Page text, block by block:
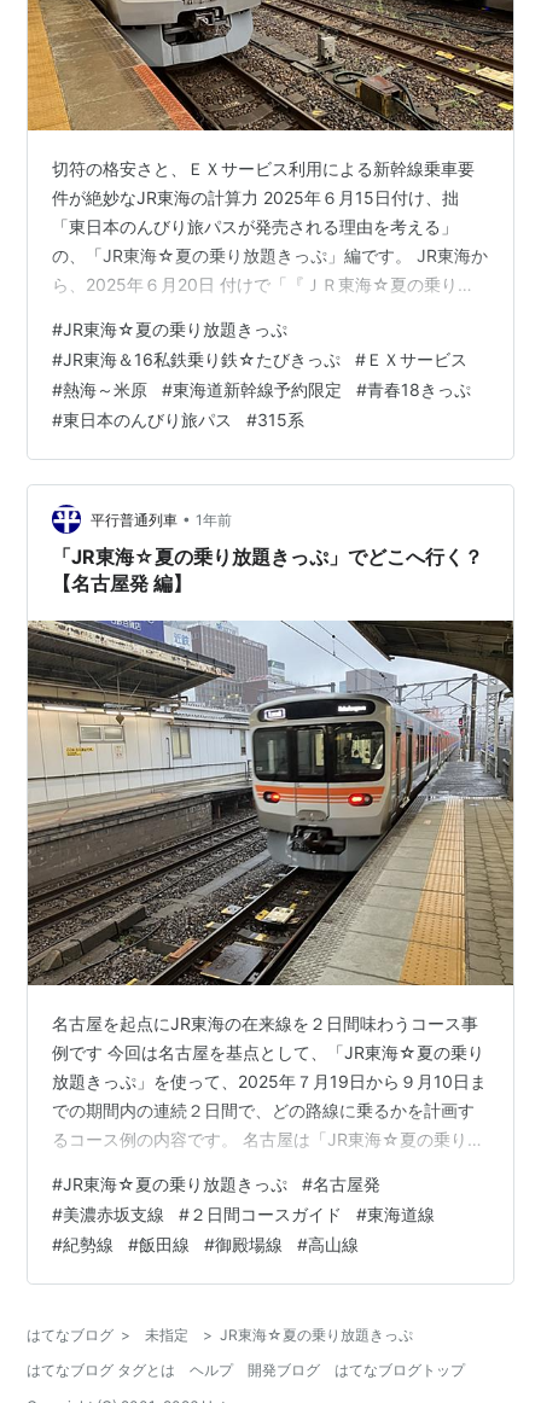
切符の格安さと、ＥＸサービス利用による新幹線乗車要
件が絶妙なJR東海の計算力 2025年６月15日付け、拙
「東日本のんびり旅パスが発売される理由を考える」
の、「JR東海☆夏の乗り放題きっぷ」編です。 JR東海か
ら、2025年６月20日 付けで「『ＪＲ東海☆夏の乗り放
をおトクに満喫しよう～」のニュースリリースがありま
した。 「JR東海☆夏の乗り放題きっぷ」（以下、「JR東
海夏きっぷ」）は、2025年７月19日から９月10日までの
連続２日間、大人3,900円、こども1,900円で発売されま
す。 JR東海では、従来から「JR東海＆16私鉄乗り鉄☆
た…
#JR東海☆夏の乗り放題きっぷ
#JR東海＆16私鉄乗り鉄☆たびきっぷ # ＥＸサービス
#熱海～米原 #東海道新幹線予約限定 #青春18きっぷ
#東日本のんびり旅パス #315系
平行普通列車 • 1年前
「JR東海☆夏の乗り放題きっぷ」でどこへ行く？
【名古屋発 編】
名古屋を起点にJR東海の在来線を２日間味わうコース事
例です 今回は名古屋を基点として、「JR東海☆夏の乗り
放題きっぷ」を使って、2025年７月19日から９月10日ま
での期間内の連続２日間で、どの路線に乗るかを計画す
るコース例の内容です。 名古屋は「JR東海☆夏の乗り放
での中心駅ですが、それでもこの切符のルール上、「EX
サービス」により、東海道新幹線で熱海～米原のいずれ
かの駅を着駅とする予約が条件となっています。 名古屋
からの場合、最小限でも岐阜羽島または三河安城までの
城で新幹線乗車がポイン…
#JR東海☆夏の乗り放題きっぷ #名古屋発
#美濃赤坂支線 #２日間コースガイド #東海道線
#紀勢線 #飯田線 #御殿場線 #高山線
はてなブログ > 未指定 > JR東海☆夏の乗り放題きっぷ
はてなブログ タグとは
ヘルプ 開発ブログ
はてなブログトップ